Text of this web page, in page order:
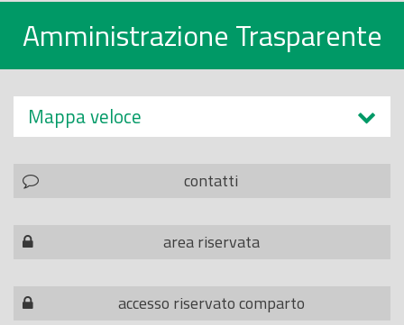
Amministrazione Trasparente
Mappa veloce
contatti
area riservata
accesso riservato comparto